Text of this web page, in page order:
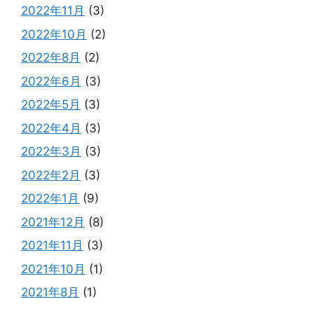
2022年11月 (3)
2022年10月 (2)
2022年8月 (2)
2022年6月 (3)
2022年5月 (3)
2022年4月 (3)
2022年3月 (3)
2022年2月 (3)
2022年1月 (9)
2021年12月 (8)
2021年11月 (3)
2021年10月 (1)
2021年8月 (1)